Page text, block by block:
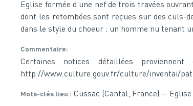
Eglise formée d'une nef de trois travées
dont les retombées sont reçues sur des culs-
dans le style du choeur : un homme nu tenant
Commentaire
Certaines notices détaillées
http://www.culture.gouv.fr/culture/inventai/
Mots-clés lieu Cussac (Cantal, France) --